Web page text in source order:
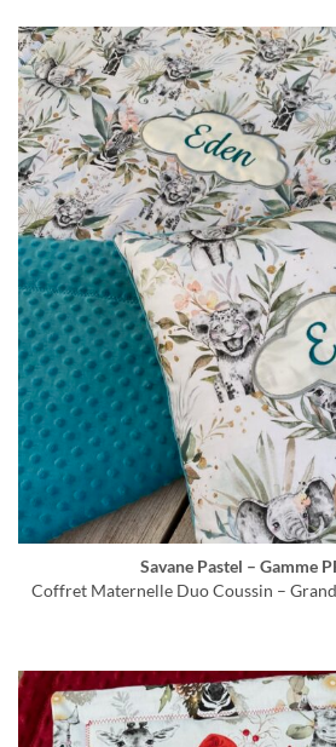
Savane Pastel – Gamme
Coffret Maternelle Duo Coussin –